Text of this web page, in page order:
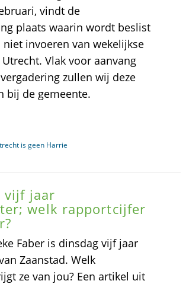
vindt de
plaats waarin wordt beslist
invoeren van wekelijkse
Vlak voor aanvang
zullen wij deze
bij de gemeente.
is geen Harrie
vijf jaar
welk rapportcijfer
Faber is dinsdag vijf jaar
Zaanstad. Welk
ze van jou? Een artikel uit